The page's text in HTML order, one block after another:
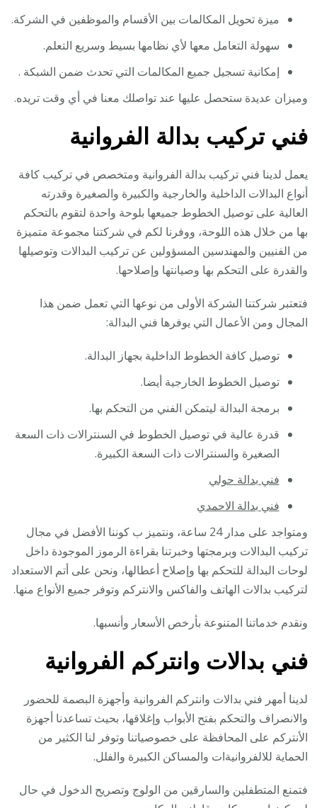
ميزة تحويل المكالمات بين الأقسام والموظفين في الشركة.
سهولة التعامل معها لأي نظامها بسيط وسريع التعلم.
إمكانية تسجيل جميع المكالمات التي تحدث ضمن الشبكة .
وميزان عديدة ستحصل عليها عند تواصلك معنا في أي وقت تريده.
فني تركيب بدالة الفروانية
يعمل لدينا فني تركيب بدالة الفروانية ومتخصص في تركيب كافة
أنواع البدالات الداخلية والخارجية والكبيرة والصغيرة وقدرته
العالية على توصيل الخطوط جميعها بلوحة واحدة لتقوم بالتحكم
بها من خلال هذه اللوحة، ووفرنا لكم في شركتنا مجموعة متميزة
من الفنيين والمهندسين المسؤولين عن تركيب البدالات وتوصيلها
والقدرة على التحكم بها وصيانتها وإصلاحها.
فتعتبر شركتنا الشركة الأولى من نوعها التي تعمل ضمن هذا
المجال ومن الأعمال التي يوفرها فني البدالة:
توصيل كافة الخطوط الداخلية بجهاز البدالة.
توصيل الخطوط الخارجية أيضا.
برمجة البدالة ليتمكن الفني من التحكم بها.
قدرة عالية في توصيل الخطوط في السنترالات ذات السعة
الصغيرة والسنترالات ذات السعة الكبيرة.
فني بدالة حولي
فني بدالة الاحمدي
ومتواجد على مدار 24 ساعة، ونتميز ب كوننا الأفضل في مجال
تركيب البدالات وبرمجتها وخبرتنا بقراءة الرموز الموجودة داخل
لوحات البدالة للتحكم بها وإصلاح أعطالها، ونحن على أتم الاستعداد
لتركيب بدالات الهاتف والفاكس والانتركم وتوفر جميع الأنواع منها.
ونقدم خدماتنا المتنوعة بأرخص الأسعار وأنسبها.
فني بدالات وانتركم الفروانية
لدينا أمهر فني بدالات وانتركم الفروانية وأجهزة البصمة للحضور
والانصراف والتحكم بفتح الأبواب وإغلاقها، بحيث تساعدنا أجهزة
الأنتركم على المحافظة على خصوصياتنا وتوفر لنا الكثير من
الحماية للالفروانيةات والمساكن الكبيرة والفلل.
فتمنع المتطفلين والسارقين من الولوج وتصريح الدخول في حال